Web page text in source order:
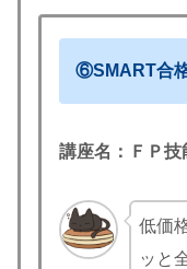
⑥SMART合
講座名：ＦＰ
低価
ッと